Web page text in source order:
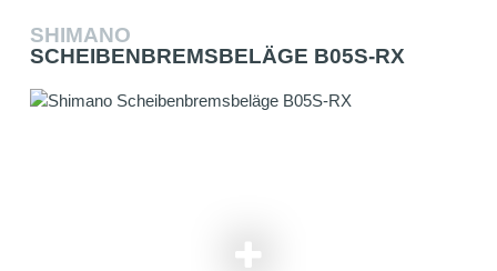
SHIMANO
SCHEIBENBREMSBELÄGE B05S-RX